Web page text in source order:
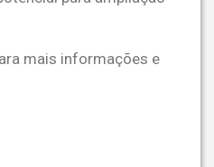
mais informações e